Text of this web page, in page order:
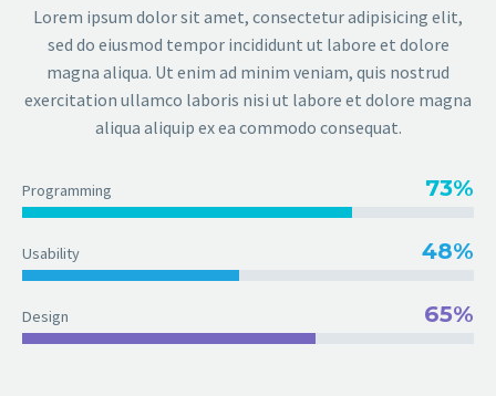
Lorem ipsum dolor sit amet, consectetur adipisicing elit,
sed do eiusmod tempor incididunt ut labore et dolore
magna aliqua. Ut enim ad minim veniam, quis nostrud
exercitation ullamco laboris nisi ut labore et dolore magna
aliqua aliquip ex ea commodo consequat.
Programming 73%
Usability 48%
Design 65%